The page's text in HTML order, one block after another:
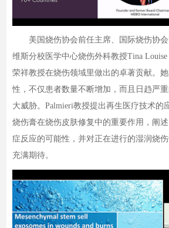
美国烧伤协会前任主席、国际烧伤协会
维斯分校医学中心烧伤外科教授Tina
荣祥教授在烧伤领域里做出的卓著贡献。
性，不仅患者数量不断增加，而且日趋严
大威胁。Palmieri教授提出再生医疗技术的
烧伤膏在烧伤皮肤修复中的重要作用，阐
症反应的可能性，并对正在进行的湿润烧
充满期待。